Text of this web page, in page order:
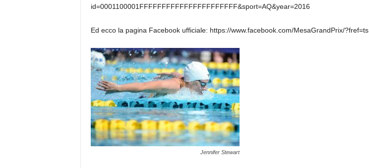
id=0001100001FFFFFFFFFFFFFFFFFFFFFF&sport=AQ&year=2016
Ed ecco la pagina Facebook ufficiale: https://www.facebook.com/MesaGrandPrix/?fref=ts
Jennifer Stewart